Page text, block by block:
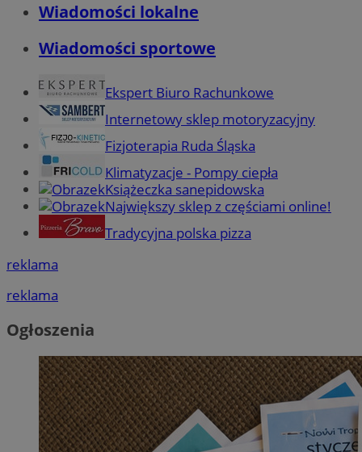
Wiadomości lokalne
Wiadomości sportowe
Ekspert Biuro Rachunkowe
Internetowy sklep motoryzacyjny
Fizjoterapia Ruda Śląska
Klimatyzacje - Pompy ciepła
Książeczka sanepidowska
Największy sklep z częściami online!
Tradycyjna polska pizza
reklama
reklama
Ogłoszenia